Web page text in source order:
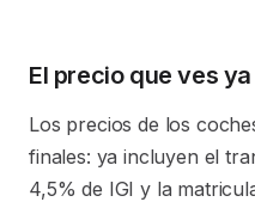
El precio que ves
Los precios de los
finales: ya incluyen el
4,5% de IGI y la